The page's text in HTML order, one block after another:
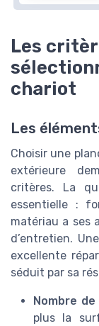
Les
chariot
Les
Choisir une
extérieure
critères. La
essentielle :
matériau a ses
d’entretien. Une
excellente
séduit par sa
Nombre
plus la